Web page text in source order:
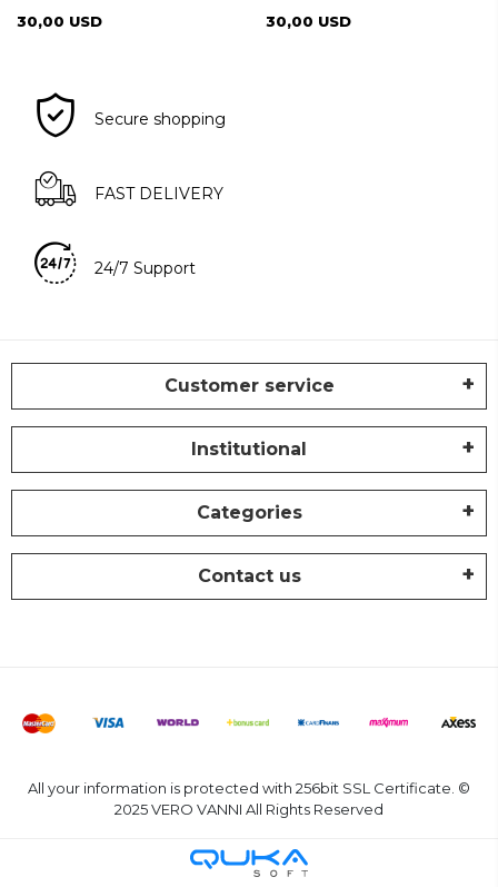
30,00 USD 30,00 USD
Secure shopping
FAST DELIVERY
24/7 Support
Customer service
Institutional
Categories
Contact us
All your information is protected with 256bit SSL Certificate. ©
2025 VERO VANNI All Rights Reserved